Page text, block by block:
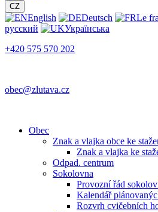
CZ
English Deutsch Le
русский
Українська
+420 575 570 202
obec@zlutava.cz
Obec
Znak a vlajka obce ke
Znak a vlajka ke
Odpad. centrum
Sokolovna
Provozní řád
Kalendář
Rozvrh cvičebních